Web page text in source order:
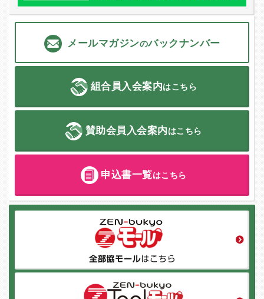
メールマガジンのバックナンバー
組合員入会案内はこちら
賛助会員入会案内はこちら
申込書一覧はこちら